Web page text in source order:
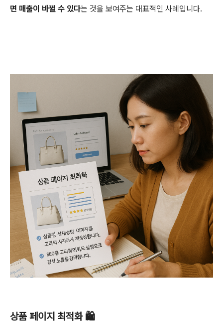
면 매출이 바뀔 수 있다는 것을 보여주는 대표적인 사례입니다.
상품 페이지 최적화 🛍️